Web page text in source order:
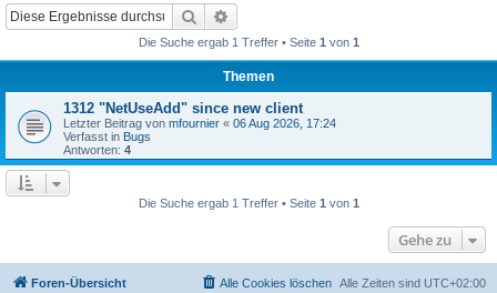
Suche
Die Suche ergab 1 Treffer • Seite 1 von 1
Themen
1312 "NetUseAdd" since new client
Letzter Beitrag von mfournier « 06 Aug 2026, 17:24
Verfasst in Bugs
Antworten: 4
Die Suche ergab 1 Treffer • Seite 1 von 1
Gehe zu
Foren-Übersicht Alle Zeiten sind UTC+02:00
Alle Cookies löschen